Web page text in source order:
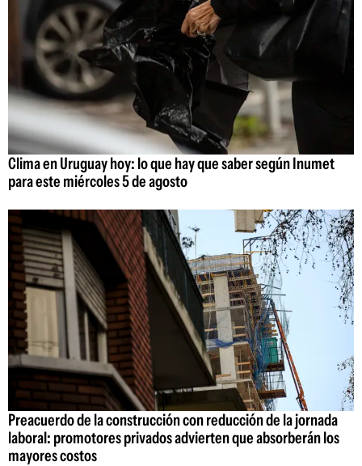
Clima en Uruguay hoy: lo que hay que saber según Inumet
para este miércoles 5 de agosto
Preacuerdo de la construcción con reducción de la jornada
laboral: promotores privados advierten que absorberán los
mayores costos